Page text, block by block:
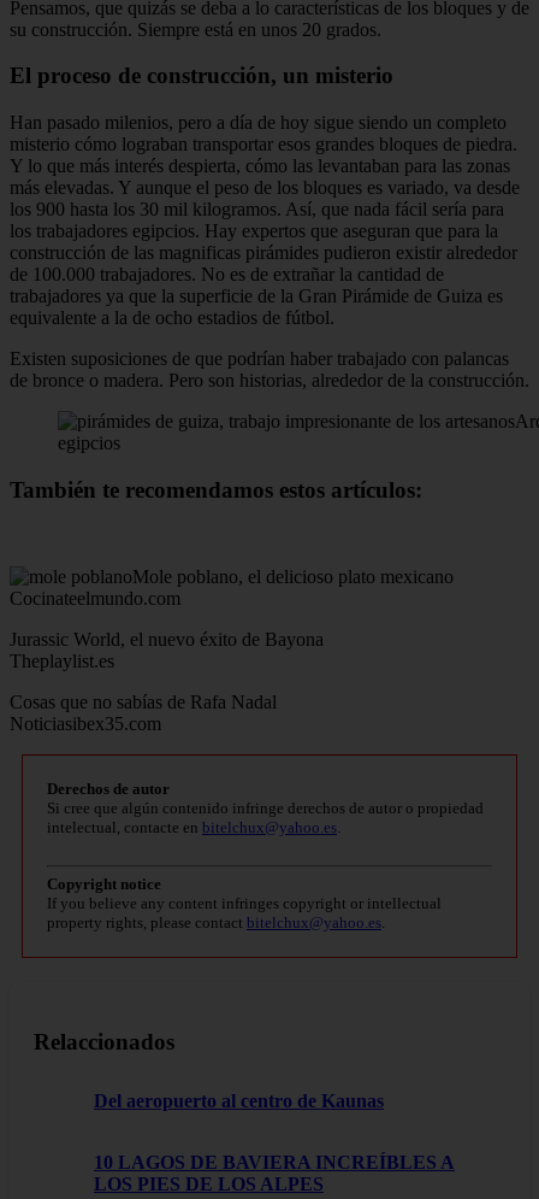
Pensamos, que quizás se deba a lo características de los bloques y de
su construcción. Siempre está en unos 20 grados.
El proceso de construcción, un misterio
Han pasado milenios, pero a día de hoy sigue siendo un completo
misterio cómo lograban transportar esos grandes bloques de piedra.
Y lo que más interés despierta, cómo las levantaban para las zonas
más elevadas. Y aunque el peso de los bloques es variado, va desde
los 900 hasta los 30 mil kilogramos. Así, que nada fácil sería para
los trabajadores egipcios. Hay expertos que aseguran que para la
construcción de las magnificas pirámides pudieron existir alrededor
de 100.000 trabajadores. No es de extrañar la cantidad de
trabajadores ya que la superficie de la Gran Pirámide de Guiza es
equivalente a la de ocho estadios de fútbol.
Existen suposiciones de que podrían haber trabajado con palancas
de bronce o madera. Pero son historias, alrededor de la construcción.
egipcios
También te recomendamos estos artículos:
Mole poblano, el delicioso plato mexicano
Cocinateelmundo.com
Jurassic World, el nuevo éxito de Bayona
Theplaylist.es
Cosas que no sabías de Rafa Nadal
Noticiasibex35.com
Derechos de autor
Si cree que algún contenido infringe derechos de autor o propiedad
intelectual, contacte en bitelchux@yahoo.es.
Copyright notice
If you believe any content infringes copyright or intellectual
property rights, please contact bitelchux@yahoo.es.
Relaccionados
Del aeropuerto al centro de Kaunas
10 LAGOS DE BAVIERA INCREÍBLES A
LOS PIES DE LOS ALPES